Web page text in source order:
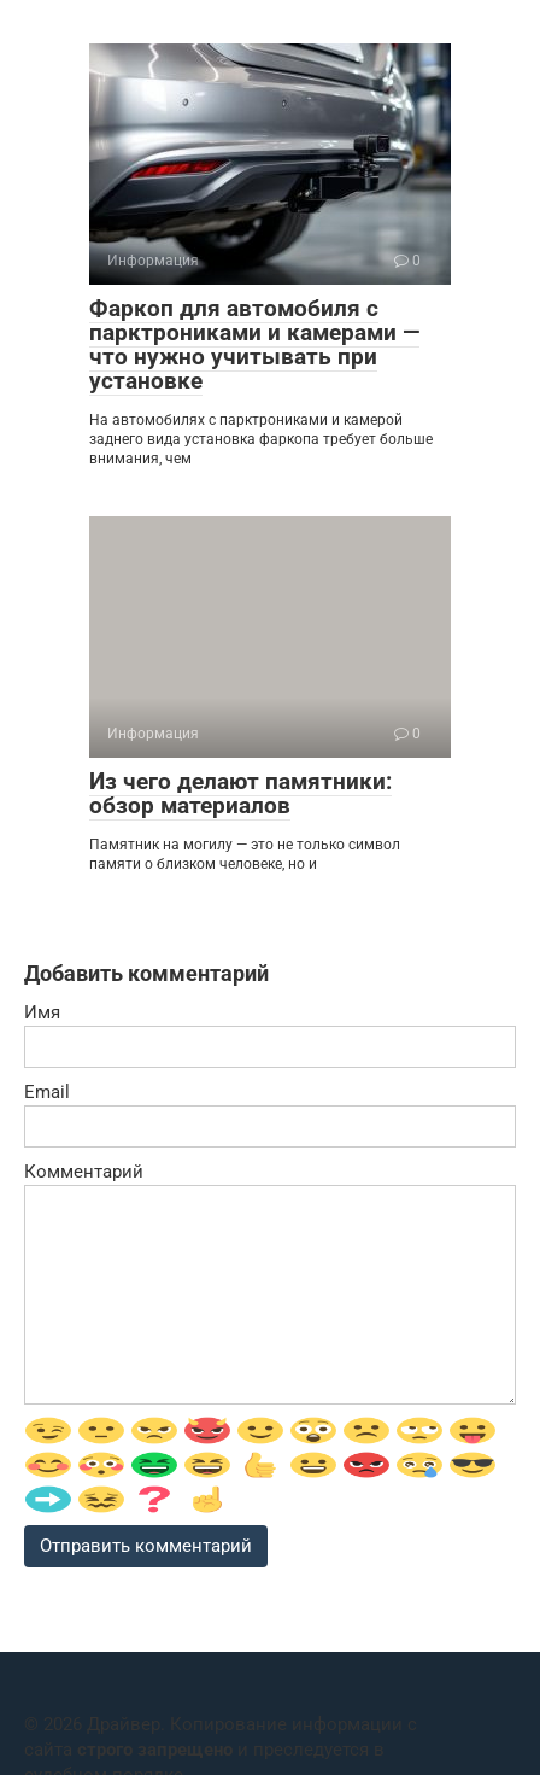
Информация 0
Фаркоп для автомобиля с
парктрониками и камерами —
что нужно учитывать при
установке
На автомобилях с парктрониками и камерой
заднего вида установка фаркопа требует больше
внимания, чем
Информация 0
Из чего делают памятники:
обзор материалов
Памятник на могилу — это не только символ
памяти о близком человеке, но и
Добавить комментарий
Имя
Email
Комментарий
© 2026 Драйвер. Копирование информации с
сайта строго запрещено и преследуется в